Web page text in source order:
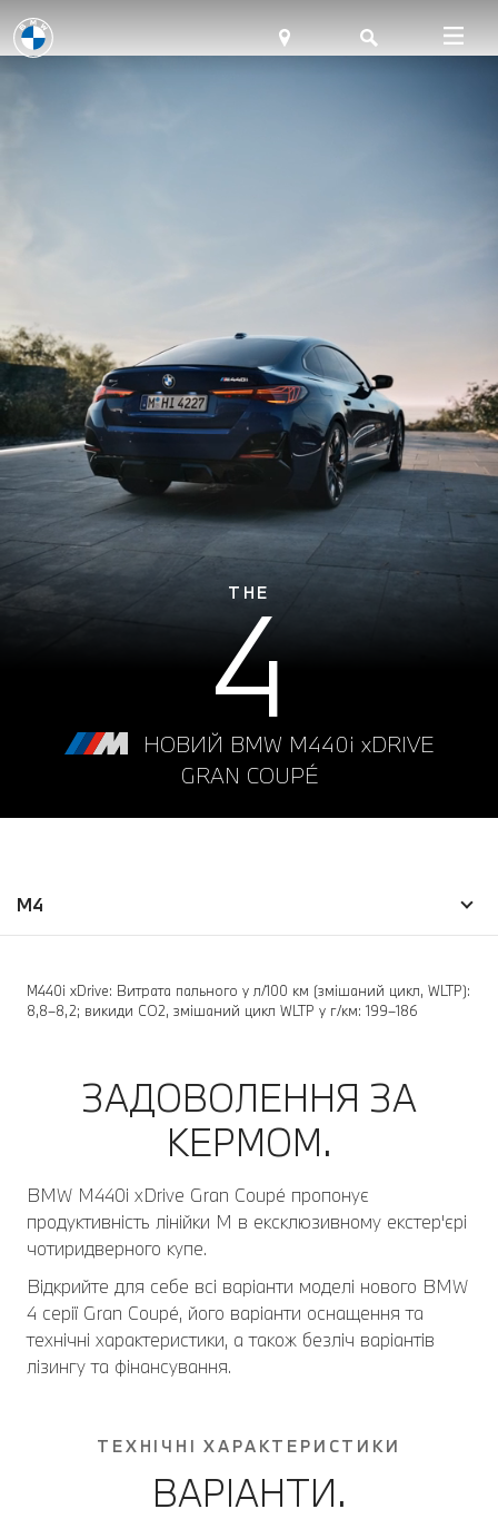
THE
4
НОВИЙ BMW M440i xDRIVE
GRAN COUPÉ
M4
M440i xDrive: Витрата пального у л/100 км (змішаний цикл, WLTP):
8,8–8,2; викиди CO2, змішаний цикл WLTP у г/км: 199–186
ЗАДОВОЛЕННЯ ЗА
КЕРМОМ.
BMW M440i xDrive Gran Coupé пропонує
продуктивність лінійки M в ексклюзивному екстер'єрі
чотиридверного купе.
Відкрийте для себе всі варіанти моделі нового BMW
4 серії Gran Coupé, його варіанти оснащення та
технічні характеристики, а також безліч варіантів
лізингу та фінансування.
ТЕХНІЧНІ ХАРАКТЕРИСТИКИ
ВАРІАНТИ.